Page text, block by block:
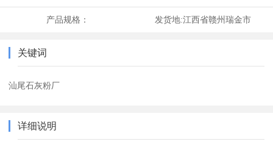
产品规格： 发货地:江西省赣州瑞金市
关键词
汕尾石灰粉厂
详细说明